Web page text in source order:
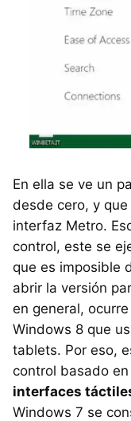
En ella se ve un
desde cero, y
interfaz Metro.
control, este se
que es imposible
abrir la versión
en general,
Windows 8 que
tablets. Por eso,
control basado
interfaces
Windows 7 se